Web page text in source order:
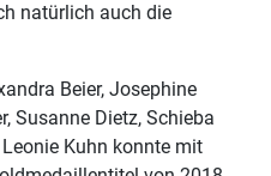
natürlich auch die
Beier, Josephine
Susanne Dietz, Schieba
Kuhn konnte mit